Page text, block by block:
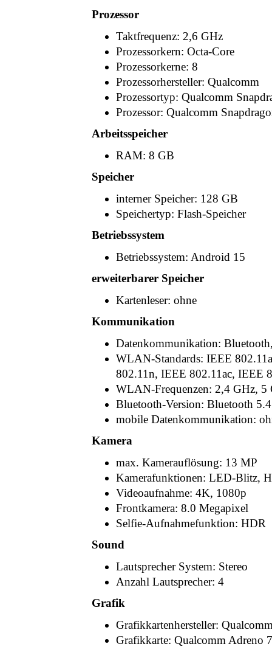
Prozessor
Taktfrequenz: 2,6 GHz
Prozessorkern: Octa-Core
Prozessorkerne: 8
Prozessorhersteller: Qualcomm
Prozessortyp: Qualcomm
Prozessor: Qualcomm
Arbeitsspeicher
RAM: 8 GB
Speicher
interner Speicher: 128 GB
Speichertyp: Flash-Speicher
Betriebssystem
Betriebssystem: Android 15
erweiterbarer Speicher
Kartenleser: ohne
Kommunikation
Datenkommunikation:
WLAN-Standards: IEEE
802.11n, IEEE 802.11ac, IEEE
WLAN-Frequenzen: 2,4 GHz, 5
Bluetooth-Version: Bluetooth 5.4
mobile Datenkommunikation:
Kamera
max. Kamerauflösung: 13 MP
Kamerafunktionen: LED-Blitz,
Videoaufnahme: 4K, 1080p
Frontkamera: 8.0 Megapixel
Selfie-Aufnahmefunktion: HDR
Sound
Lautsprecher System: Stereo
Anzahl Lautsprecher: 4
Grafik
Grafikkartenhersteller:
Grafikkarte: Qualcomm Adreno